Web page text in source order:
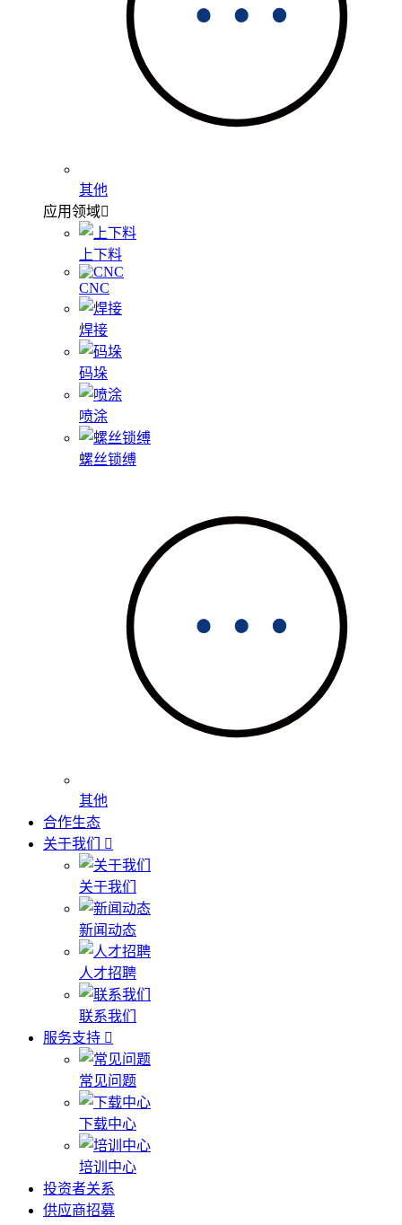
其他
应用领域
上下料
CNC
焊接
码垛
喷涂
螺丝锁缚
其他
合作生态
关于我们
关于我们
新闻动态
人才招聘
联系我们
服务支持
常见问题
下载中心
培训中心
投资者关系
供应商招募